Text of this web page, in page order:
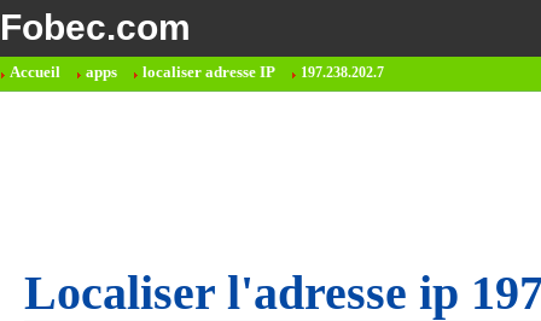
Fobec.com
Accueil apps localiser adresse IP 197.238.202.7
Localiser l'adresse ip